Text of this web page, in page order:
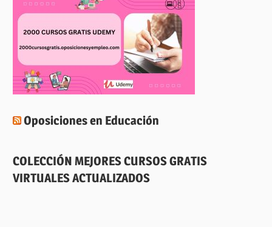
Oposiciones en Educación
COLECCIÓN MEJORES CURSOS GRATIS
VIRTUALES ACTUALIZADOS